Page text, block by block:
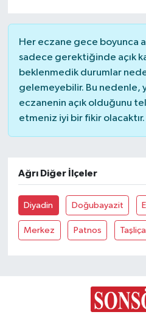
Her eczane gece boyunca
sadece gerektiğinde açık
beklenmedik durumlar
gelemeyebilir. Bu nedenle,
eczanenin açık olduğunu
etmeniz iyi bir fikir olacaktır.
Ağrı Diğer İlçeler
Diyadin Doğubayazit
Merkez Patnos
Resmi İlanlar
Sokak Hayvanlarını
Sonsöz Özel
Spor